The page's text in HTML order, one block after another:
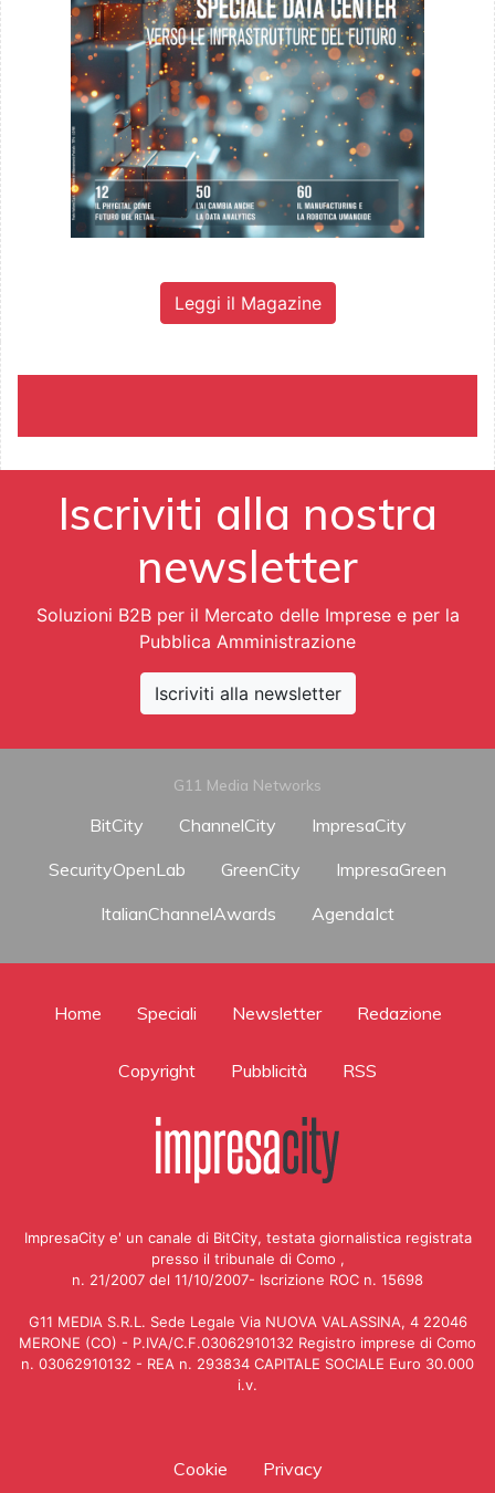
Leggi il Magazine
Iscriviti alla nostra
newsletter
Soluzioni B2B per il Mercato delle Imprese e per la
Pubblica Amministrazione
Iscriviti alla newsletter
G11 Media Networks
BitCity ChannelCity
ImpresaCity
SecurityOpenLab
GreenCity
ImpresaGreen
ItalianChannelAwards
AgendaIct
Home Speciali Newsletter Redazione
Copyright Pubblicità RSS
ImpresaCity e' un canale di BitCity, testata giornalistica registrata
presso il tribunale di Como ,
n. 21/2007 del 11/10/2007- Iscrizione ROC n. 15698
G11 MEDIA S.R.L. Sede Legale Via NUOVA VALASSINA, 4 22046
MERONE (CO) - P.IVA/C.F.03062910132 Registro imprese di Como
n. 03062910132 - REA n. 293834 CAPITALE SOCIALE Euro 30.000
i.v.
Cookie Privacy